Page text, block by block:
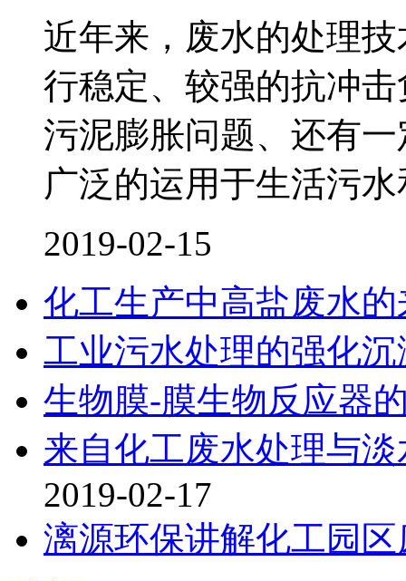
近年来，废水的处理
行稳定、较强的抗冲
污泥膨胀问题、还有
广泛的运用于生活污
2019-02-15
化工生产中高盐废水
工业污水处理的强化
生物膜-膜生物反应器
来自化工废水处理与
2019-02-17
漓源环保讲解化工园